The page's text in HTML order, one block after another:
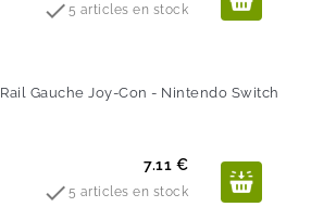
 5 articles en stock
Rail Gauche Joy-Con - Nintendo Switch
Prix
7.11 €
 5 articles en stock